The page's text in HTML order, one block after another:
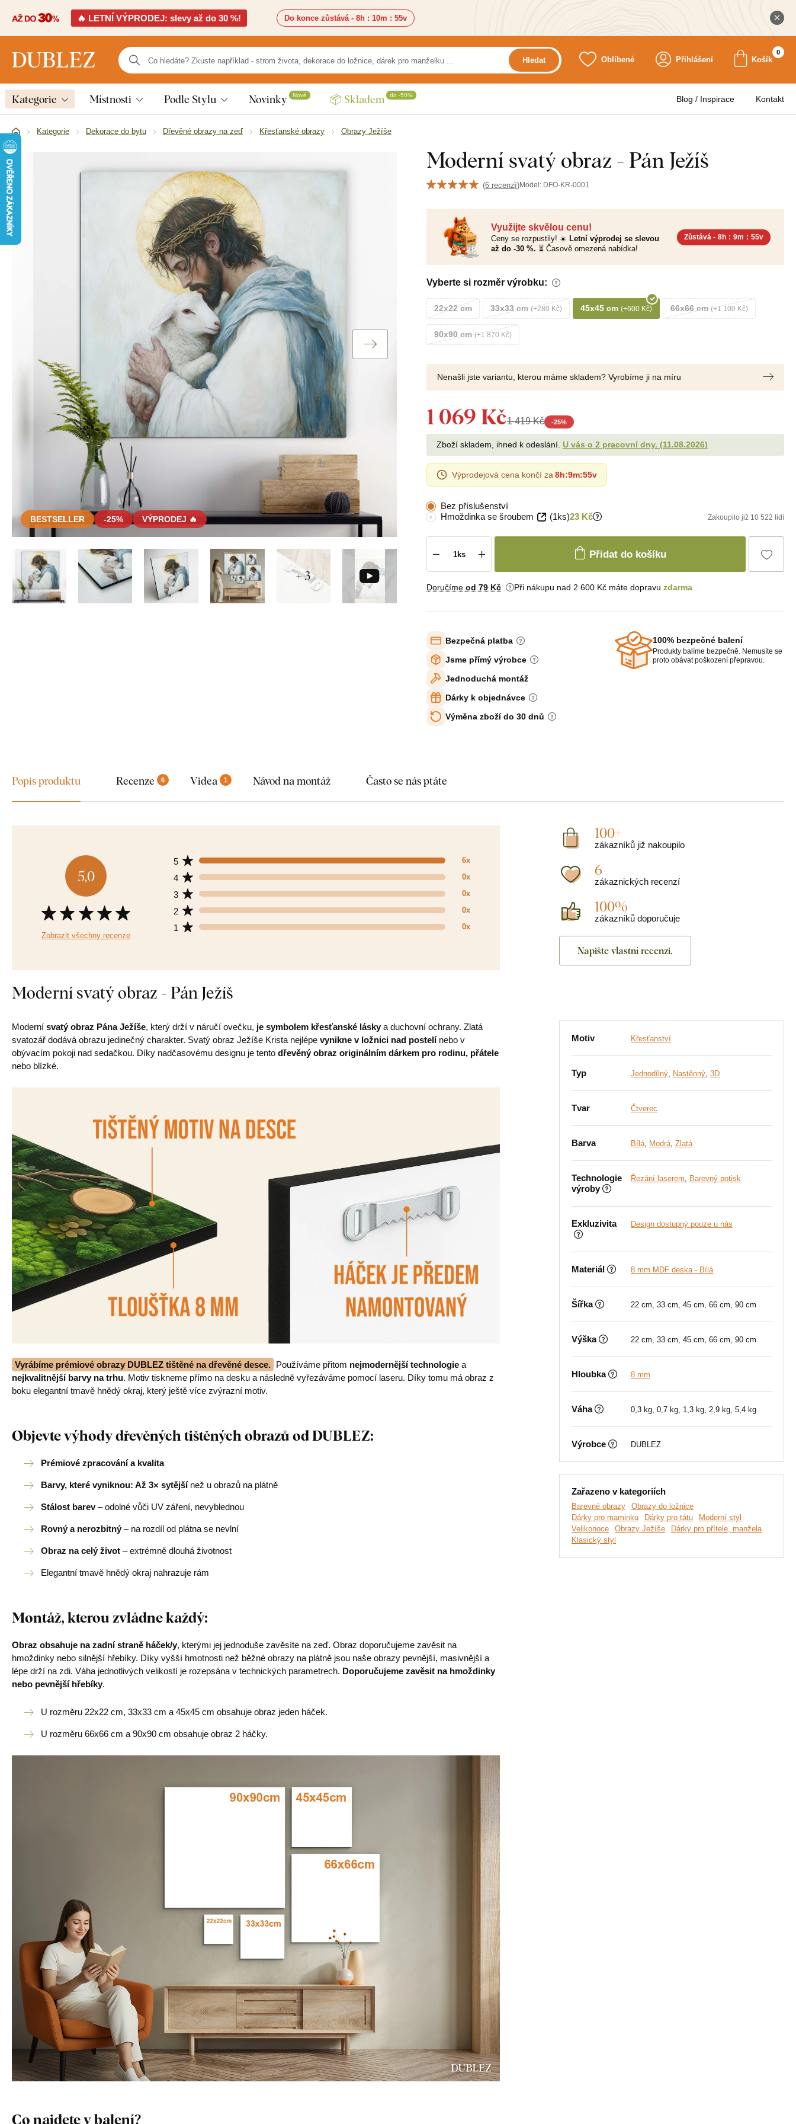
🔥 LETNÍ VÝPRODEJ: slevy až do 30 %! Do konce zůstává - 8h : 10m : 53v
Hledat Oblíbené Přihlášení Košík
0
Kategorie Místnosti Podle Stylu Novinky Nové 📦 Skladem do -50% Blog / Inspirace Kontakt
Kategorie Dekorace do bytu Dřevěné obrazy na zeď Křesťanské obrazy Obrazy Ježíše
Moderní svatý obraz - Pán Ježíš
(6 recenzí)Model: DFO-KR-0001
BESTSELLER -25% VÝPRODEJ 🔥
+ 3
Využijte skvělou cenu!
Ceny se rozpustily! ☀️ Letní výprodej se slevou
až do -30 %. ⏳ Časově omezená nabídka!
Zůstává - 8h : 9m : 54v
Vyberte si rozměr výrobku:
22x22 cm 33x33 cm +280 Kč 45x45 cm +600 Kč 66x66 cm +1 100 Kč
90x90 cm +1 870 Kč
Nenašli jste variantu, kterou máme skladem? Vyrobíme ji na míru
1 069 Kč1 419 Kč -25%
Zboží skladem, ihned k odeslání. U vás o 2 pracovní dny. (11.08.2026)
Výprodejová cena končí za 8h:9m:54v
Bez příslušenství
Hmoždinka se šroubem
(1ks)23 Kč Zakoupilo již 10 522 lidí
Přidat do košíku
Doručíme od 79 Kč Při nákupu nad 2 600 Kč máte dopravu zdarma
Bezpečná platba
Jsme přímý výrobce
Jednoduchá montáž
Dárky k objednávce
Výměna zboží do 30 dnů
100% bezpečné balení
Produkty balíme bezpečně. Nemusíte se
proto obávat poškození přepravou.
Popis produktu Recenze 6 Videa 1 Návod na montáž Často se nás ptáte
5,0
Zobrazit všechny recenze
1 0x
2 0x
3 0x
4 0x
5 6x
100+
zákazníků již nakoupilo
6
zákaznických recenzí
100%
zákazníků doporučuje
Napište vlastní recenzi.
Moderní svatý obraz - Pán Ježíš
Moderní svatý obraz Pána Ježíše, který drží v náručí ovečku, je symbolem křesťanské lásky a duchovní ochrany. Zlatá
svatozář dodává obrazu jedinečný charakter. Svatý obraz Ježíše Krista nejlépe vynikne v ložnici nad postelínebo v
obývacím pokoji nad sedačkou. Díky nadčasovému designu je tento dřevěný obraz originálním dárkem pro rodinu, přátele
nebo blízké.
Vyrábíme prémiové obrazy DUBLEZ tištěné na dřevěné desce. Používáme přitom nejmodernější technologie a
nejkvalitnější barvy na trhu. Motiv tiskneme přímo na desku a následně vyřezáváme pomocí laseru. Díky tomu má obraz z
boku elegantní tmavě hnědý okraj, který ještě více zvýrazní motiv.
Objevte výhody dřevěných tištěných obrazů od DUBLEZ:
Prémiové zpracování a kvalita
Barvy, které vyniknou: Až 3× sytějšínež u obrazů na plátně
Stálost barev– odolné vůči UV záření, nevyblednou
Rovný a nerozbitný – na rozdíl od plátna se nevlní
Obraz na celý život – extrémně dlouhá životnost
Elegantní tmavě hnědý okraj nahrazuje rám
Montáž, kterou zvládne každý:
Obraz obsahuje na zadní straně háček/y, kterými jej jednoduše zavěsíte na zeď. Obraz doporučujeme zavěsit na
hmoždinky nebo silnější hřebíky. Díky vyšší hmotnosti než běžné obrazy na plátně jsou naše obrazy pevnější, masivnější a
lépe drží na zdi. Váha jednotlivých velikostí je rozepsána v technických parametrech. Doporučujeme zavěsit na hmoždinky
nebo pevnější hřebíky.
U rozměru 22x22 cm, 33x33 cm a 45x45 cm obsahuje obraz jeden háček.
U rozměru 66x66 cm a 90x90 cm obsahuje obraz 2 háčky.
Co najdete v balení?
Motiv Křesťanství
Typ Jednodílný, Nastěnný, 3D
Tvar Čtverec
Barva Bílá, Modrá, Zlatá
Technologie
výroby
Řezání laserem, Barevný potisk
Exkluzivita Design dostupný pouze u nás
Materiál 8 mm MDF deska - Bílá
Šířka 22 cm, 33 cm, 45 cm, 66 cm, 90 cm
Výška 22 cm, 33 cm, 45 cm, 66 cm, 90 cm
Hloubka 8 mm
Váha 0,3 kg, 0,7 kg, 1,3 kg, 2,9 kg, 5,4 kg
Výrobce DUBLEZ
Zařazeno v kategoriích
Barevné obrazy
Obrazy do ložnice
Dárky pro maminku
Dárky pro tátu
Moderní styl
Velikonoce
Obrazy Ježíše
Dárky pro přítele, manžela
Klasický styl